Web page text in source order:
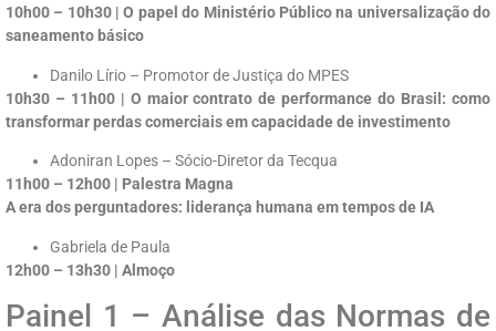
10h00 – 10h30 | O papel do Ministério Público na universalização do
saneamento básico
Danilo Lírio – Promotor de Justiça do MPES
10h30 – 11h00 | O maior contrato de performance do Brasil: como
transformar perdas comerciais em capacidade de investimento
Adoniran Lopes – Sócio-Diretor da Tecqua
11h00 – 12h00 | Palestra Magna
A era dos perguntadores: liderança humana em tempos de IA
Gabriela de Paula
12h00 – 13h30 | Almoço
Painel 1 – Análise das Normas de